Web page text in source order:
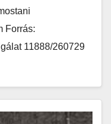
Forrás:
11888/260729